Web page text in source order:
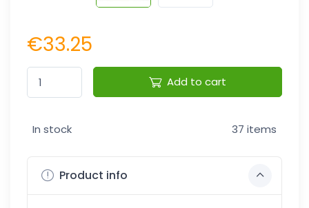
€33.25
Add to cart
In stock 37 items
Product info